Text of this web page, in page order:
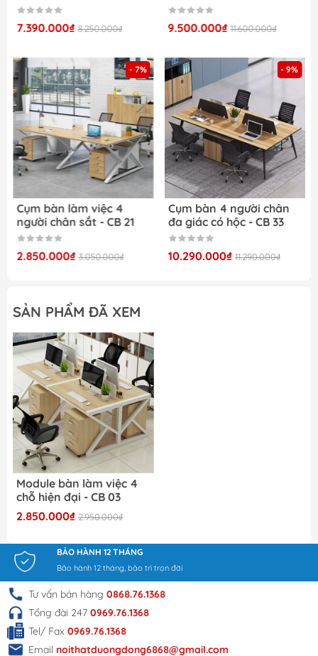
–
Nội Thất giá rẻ:
Tại đây, chúng tôi cung cấp nhiều sản phẩm
Sofa văn phòng
Tủ giầy
Bàn làm việc
Kệ trang trí giá rẻ
Tủ tài liệu
7.390.000₫ 8.250.000₫ 9.500.000₫ 11.600.000₫
- 7%
Cụm bàn làm việc 4
người chân sắt - CB 21
2.850.000₫ 3.050.000₫
- 9%
Cụm bàn 4 người chân
đa giác có hộc - CB 33
10.290.000₫ 11.290.000₫
SẢN PHẨM ĐÃ XEM
Module bàn làm việc 4
chỗ hiện đại - CB 03
2.850.000₫ 2.950.000₫
BẢO HÀNH 12 THÁNG
Bảo hành 12 tháng, bảo trì trọn đời
Tư vấn bán hàng 0868.76.1368
Tổng đài 247 0969.76.1368
Tel/ Fax 0969.76.1368
Email noithatduongdong6868@gmail.com